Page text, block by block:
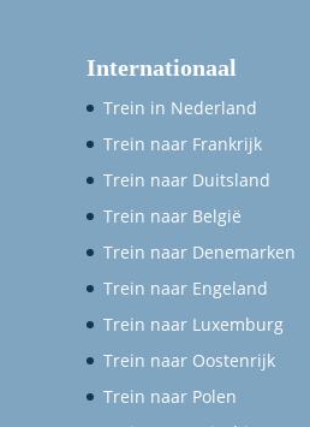
Internationaal
Trein in Nederland
Trein naar Frankrijk
Trein naar Duitsland
Trein naar België
Trein naar Denemarken
Trein naar Engeland
Trein naar Luxemburg
Trein naar Oostenrijk
Trein naar Polen